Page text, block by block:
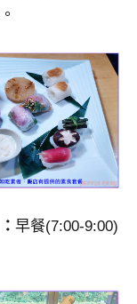
早餐(7:00-9:00)